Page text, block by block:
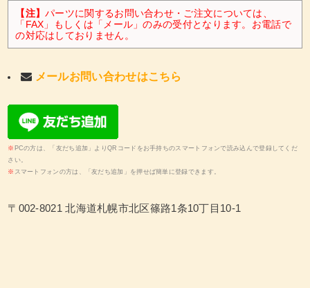
【注】パーツに関するお問い合わせ・ご注文については、
「FAX」もしくは「メール」のみの受付となります。お電話で
の対応はしておりません。
メールお問い合わせはこちら
※ PCの方は、「友だち追加」よりQRコードをお手持ちのスマートフォンで読み込んで登録してくだ
さい。
※ スマートフォンの方は、「友だち追加」を押せば簡単に登録できます。
〒002-8021 北海道札幌市北区篠路1条10丁目10-1